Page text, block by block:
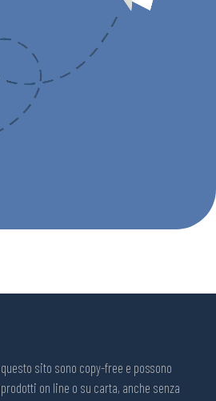
sito sono copy-free e possono
on line o su carta, anche senza